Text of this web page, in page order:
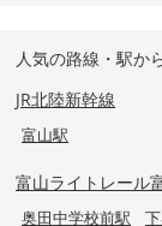
人気の路線・駅か
JR北陸新幹線
富山駅
富山ライトレール
奥田中学校前駅